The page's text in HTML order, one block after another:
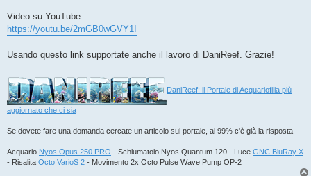
Video su YouTube:
https://youtu.be/2mGB0wGVY1I
Usando questo link supportate anche il lavoro di DaniReef. Grazie!
DaniReef: il Portale di Acquariofilia più
aggiornato che ci sia
Se dovete fare una domanda cercate un articolo sul portale, al 99% c'è già la risposta
Acquario Nyos Opus 250 PRO - Schiumatoio Nyos Quantum 120 - Luce GNC BluRay X
- Risalita Octo VarioS 2 - Movimento 2x Octo Pulse Wave Pump OP-2